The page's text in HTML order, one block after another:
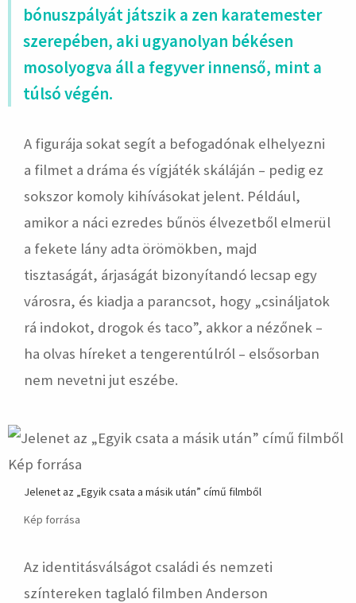
bónuszpályát játszik a zen karatemester
szerepében, aki ugyanolyan békésen
mosolyogva áll a fegyver innenső, mint a
túlsó végén.
A figurája sokat segít a befogadónak elhelyezni
a filmet a dráma és vígjáték skáláján – pedig ez
sokszor komoly kihívásokat jelent. Például,
amikor a náci ezredes bűnös élvezetből elmerül
a fekete lány adta örömökben, majd
tisztaságát, árjaságát bizonyítandó lecsap egy
városra, és kiadja a parancsot, hogy „csináljatok
rá indokot, drogok és taco”, akkor a nézőnek –
ha olvas híreket a tengerentúlról – elsősorban
nem nevetni jut eszébe.
Jelenet az „Egyik csata a másik után” című filmből
Kép forrása
Az identitásválságot családi és nemzeti
színtereken taglaló filmben Anderson